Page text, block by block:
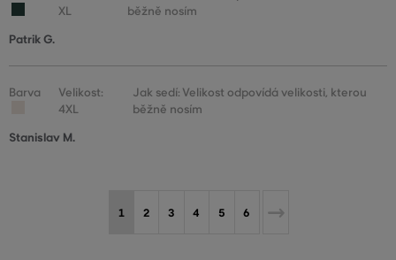
XL
běžně nosím
Patrik G.
Barva
Velikost:
4XL
Jak sedí: Velikost odpovídá velikosti, kterou
běžně nosím
Stanislav M.
1 2 3 4 5 6